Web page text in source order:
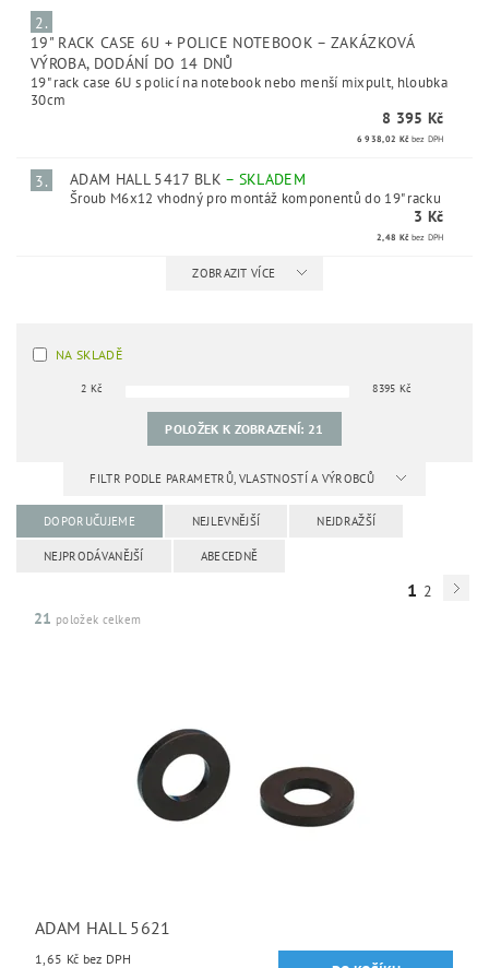
2.
19" RACK CASE 6U + POLICE NOTEBOOK – ZAKÁZKOVÁ
VÝROBA, DODÁNÍ DO 14 DNŮ
19" rack case 6U s policí na notebook nebo menší mixpult, hloubka
30cm
8 395 Kč
6 938,02 Kč bez DPH
3. ADAM HALL 5417 BLK – SKLADEM
Šroub M6x12 vhodný pro montáž komponentů do 19" racku
3 Kč
2,48 Kč bez DPH
ZOBRAZIT VÍCE
NA SKLADĚ
2 Kč 8395 Kč
POLOŽEK K ZOBRAZENÍ: 21
FILTR PODLE PARAMETRŮ, VLASTNOSTÍ A VÝROBCŮ
DOPORUČUJEME NEJLEVNĚJŠÍ NEJDRAŽŠÍ
NEJPRODÁVANĚJŠÍ ABECEDNĚ
1 2
21 položek celkem
ADAM HALL 5621
1,65 Kč bez DPH